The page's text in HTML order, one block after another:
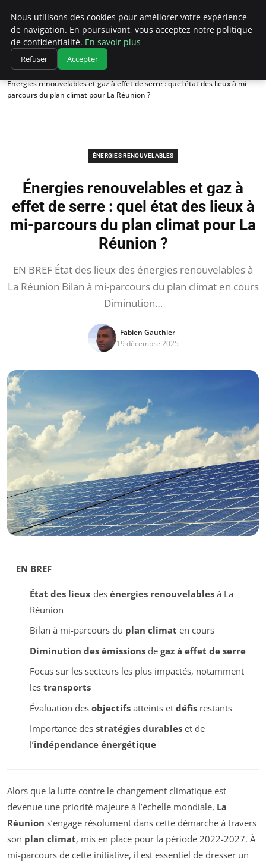
Climatedebtagents
Accueil
Énergies Renouvelables
Énergies renouvelables et gaz à effet de serre : quel état des lieux à mi-
parcours du plan climat pour La Réunion ?
ÉNERGIES RENOUVELABLES
Énergies renouvelables et gaz à
effet de serre : quel état des lieux à
mi-parcours du plan climat pour La
Réunion ?
EN BREF État des lieux des énergies renouvelables à
La Réunion Bilan à mi-parcours du plan climat en cours
Diminution…
Fabien Gauthier
19 décembre 2025
EN BREF
État des lieuxdes énergies renouvelablesà La
Réunion
Bilan à mi-parcours du plan climat en cours
Diminution des émissionsde gaz à effet de serre
Focus sur les secteurs les plus impactés, notamment
les transports
Évaluation des objectifsatteints et défisrestants
Importance des stratégies durableset de
l’indépendance énergétique
Alors que la lutte contre le changement climatique est
devenue une priorité majeure à l’échelle mondiale, La
Réunion s’engage résolument dans cette démarche à travers
son plan climat, mis en place pour la période 2022-2027. À
mi-parcours de cette initiative, il est essentiel de dresser un
Nous utilisons des cookies pour améliorer votre expérience
de navigation. En poursuivant, vous acceptez notre politique
de confidentialité. En savoir plus
Refuser Accepter